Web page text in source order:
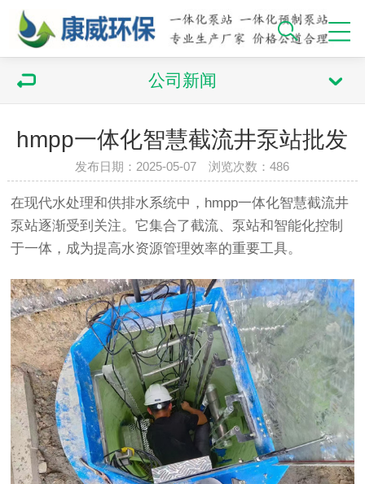
公司新闻
hmpp一体化智慧截流井泵站批发
发布日期：2025-05-07 浏览次数：486
在现代水处理和供排水系统中，hmpp一体化智慧截流井
泵站逐渐受到关注。它集合了截流、泵站和智能化控制
于一体，成为提高水资源管理效率的重要工具。